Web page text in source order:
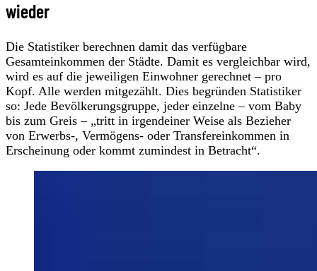
wieder
Die Statistiker berechnen damit das verfügbare
Gesamteinkommen der Städte. Damit es vergleichbar wird,
wird es auf die jeweiligen Einwohner gerechnet – pro
Kopf. Alle werden mitgezählt. Dies begründen Statistiker
so: Jede Bevölkerungsgruppe, jeder einzelne – vom Baby
bis zum Greis – „tritt in irgendeiner Weise als Bezieher
von Erwerbs-, Vermögens- oder Transfereinkommen in
Erscheinung oder kommt zumindest in Betracht“.